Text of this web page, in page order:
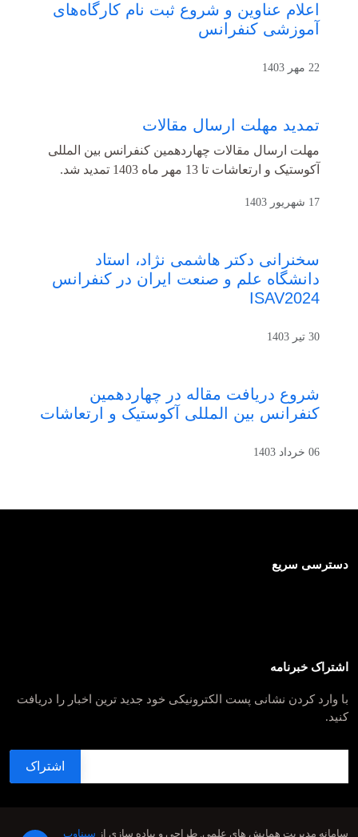
اعلام عناوین و شروع ثبت نام کارگاه‌های
آموزشی کنفرانس
22 مهر 1403
تمدید مهلت ارسال مقالات
مهلت ارسال مقالات چهاردهمین کنفرانس بین المللی
آکوستیک و ارتعاشات تا 13 مهر ماه 1403 تمدید شد.
17 شهریور 1403
سخنرانی دکتر هاشمی نژاد، استاد
دانشگاه علم و صنعت ایران در کنفرانس
ISAV2024
30 تیر 1403
شروع دریافت مقاله در چهاردهمین
کنفرانس بین المللی آکوستیک و ارتعاشات
06 خرداد 1403
دسترسی سریع
اشتراک خبرنامه
با وارد کردن نشانی پست الکترونیکی خود جدید ترین اخبار را دریافت
کنید.
سامانه مدیریت همایش های علمی. طراحی و پیاده سازی از سیناوب